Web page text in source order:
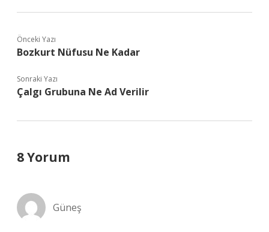
Önceki Yazı
Bozkurt Nüfusu Ne Kadar
Sonraki Yazı
Çalgı Grubuna Ne Ad Verilir
8 Yorum
Güneş